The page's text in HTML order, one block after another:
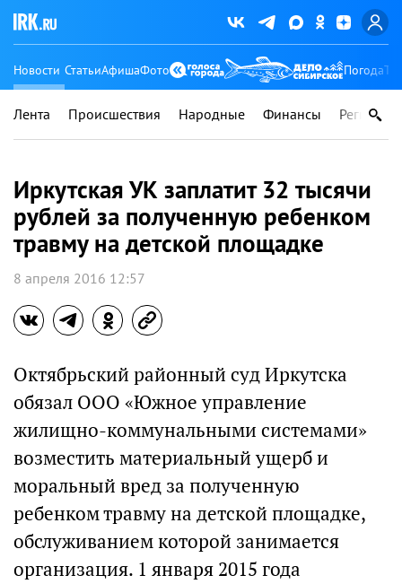
Новости СтатьиАфишаФото Погода
Лента Происшествия Народные Финансы Регионы
Иркутская УК заплатит 32 тысячи
рублей за полученную ребенком
травму на детской площадке
8 апреля 2016 12:57
Октябрьский районный суд Иркутска
обязал ООО «Южное управление
жилищно-коммунальными системами»
возместить материальный ущерб и
моральный вред за полученную
ребенком травму на детской площадке,
обслуживанием которой занимается
организация. 1 января 2015 года